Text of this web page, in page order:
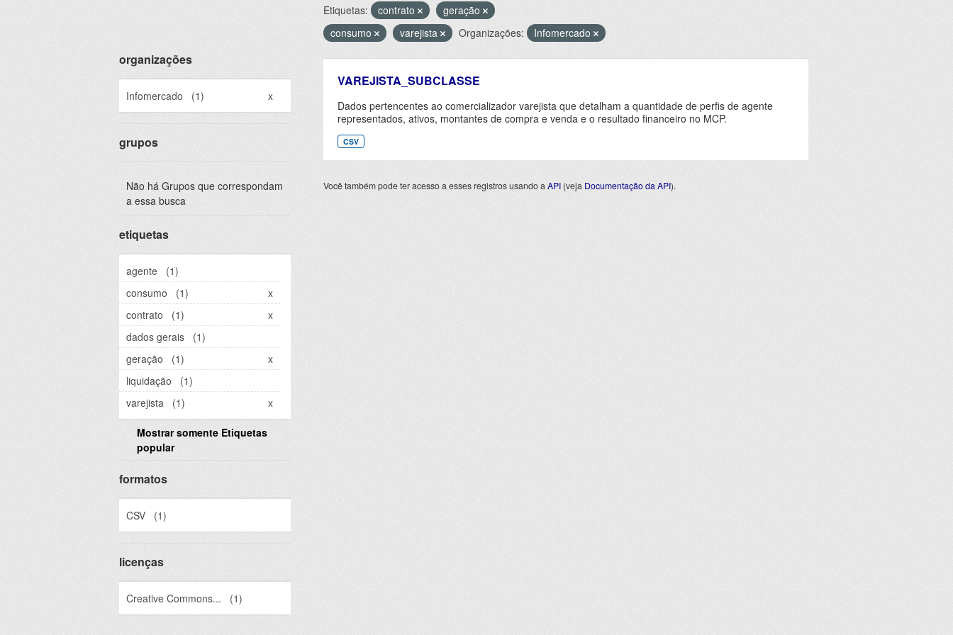
organizações
Infomercado (1) x
grupos
Não há Grupos que correspondam
a essa busca
etiquetas
agente
(1)
consumo
(1)
x
contrato
(1)
x
dados gerais
(1)
geração
(1)
x
liquidação
(1)
varejista
(1) x
Mostrar somente Etiquetas
popular
formatos
CSV (1)
licenças
Creative Commons... (1)
Etiquetas: contrato
geração
consumo
varejista Organizações: Infomercado
VAREJISTA_SUBCLASSE
Dados pertencentes ao comercializador varejista que detalham a quantidade de perfis de agente
representados, ativos, montantes de compra e venda e o resultado financeiro no MCP.
CSV
Você também pode ter acesso a esses registros usando a API (veja Documentação da API).